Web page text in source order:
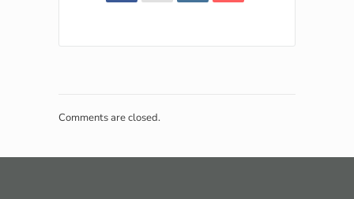
Comments are closed.